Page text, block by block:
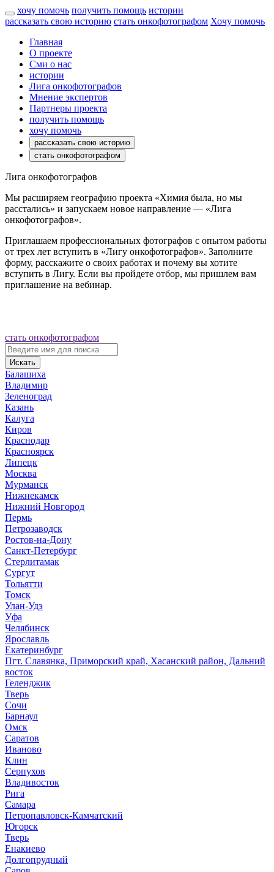
хочу помочь получить помощь истории
рассказать свою историю стать онкофотографом Хочу помочь
Главная
О проекте
Сми о нас
истории
Лига онкофотографов
Мнение экспертов
Партнеры проекта
получить помощь
хочу помочь
рассказать свою историю
стать онкофотографом
Лига онкофотографов
Мы расширяем географию проекта «Химия была, но мы
расстались» и запускаем новое направление — «Лига
онкофотографов».
Приглашаем профессиональных фотографов с опытом работы
от трех лет вступить в «Лигу онкофотографов». Заполните
форму, расскажите о своих работах и почему вы хотите
вступить в Лигу. Если вы пройдете отбор, мы пришлем вам
приглашение на вебинар.
стать онкофотографом
Искать
Балашиха
Владимир
Зеленоград
Казань
Калуга
Киров
Краснодар
Красноярск
Липецк
Москва
Мурманск
Нижнекамск
Нижний Новгород
Пермь
Петрозаводск
Ростов-на-Дону
Санкт-Петербург
Стерлитамак
Сургут
Тольятти
Томск
Улан-Удэ
Уфа
Челябинск
Ярославль
Екатеринбург
Пгт. Славянка, Приморский край, Хасанский район, Дальний
восток
Геленджик
Тверь
Сочи
Барнаул
Омск
Саратов
Иваново
Клин
Серпухов
Владивосток
Рига
Самара
Петропавловск-Камчатский
Югорск
Тверь
Енакиево
Долгопрудный